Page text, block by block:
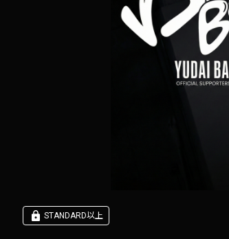
STANDARD以上